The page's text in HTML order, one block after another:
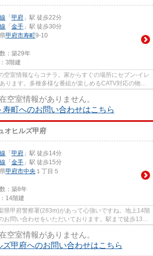
「 甲府 」駅 徒歩22分
「 金手 」駅 徒歩30分
甲府市寿町9-10
：築29年
3階建
空室情報ならコチラ。家からすぐの場所にセブン-イレ
ります。多種多様な番組が楽しめるCATV対応の物件
空室情報がありません。
寿町へのお問い合わせはこちら
オヒルズ甲府
「 甲府 」駅 徒歩14分
「 金手 」駅 徒歩15分
甲府市中央 １丁目５
：築8年
14階建
県甲府警察署(283m)があって心強いですね。地上14階
お問い合わせをいただいております。駅まで徒歩13分
空室情報がありません。
ズ甲府へのお問い合わせはこちら